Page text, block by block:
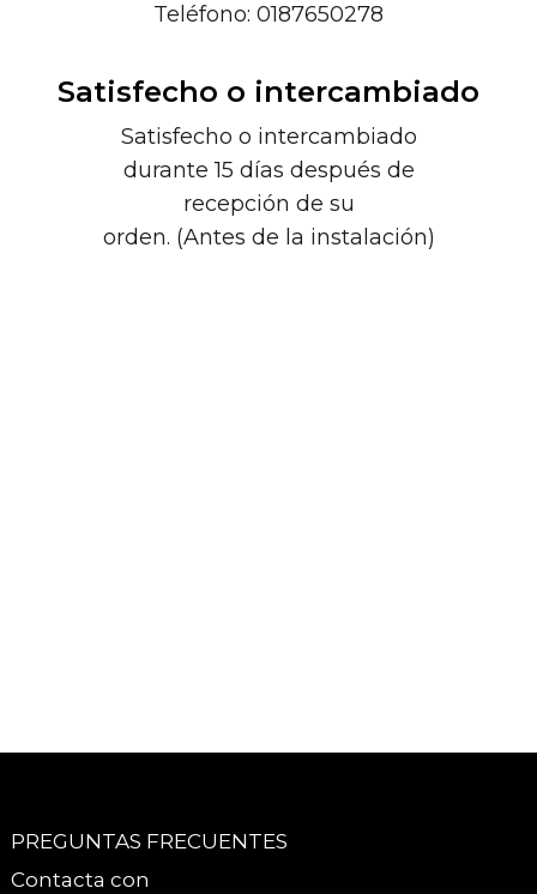
Teléfono: 0187650278
Satisfecho o intercambiado
Satisfecho o intercambiado
durante 15 días después de
recepción de su
orden. (Antes de la instalación)
PREGUNTAS FRECUENTES
Contacta con